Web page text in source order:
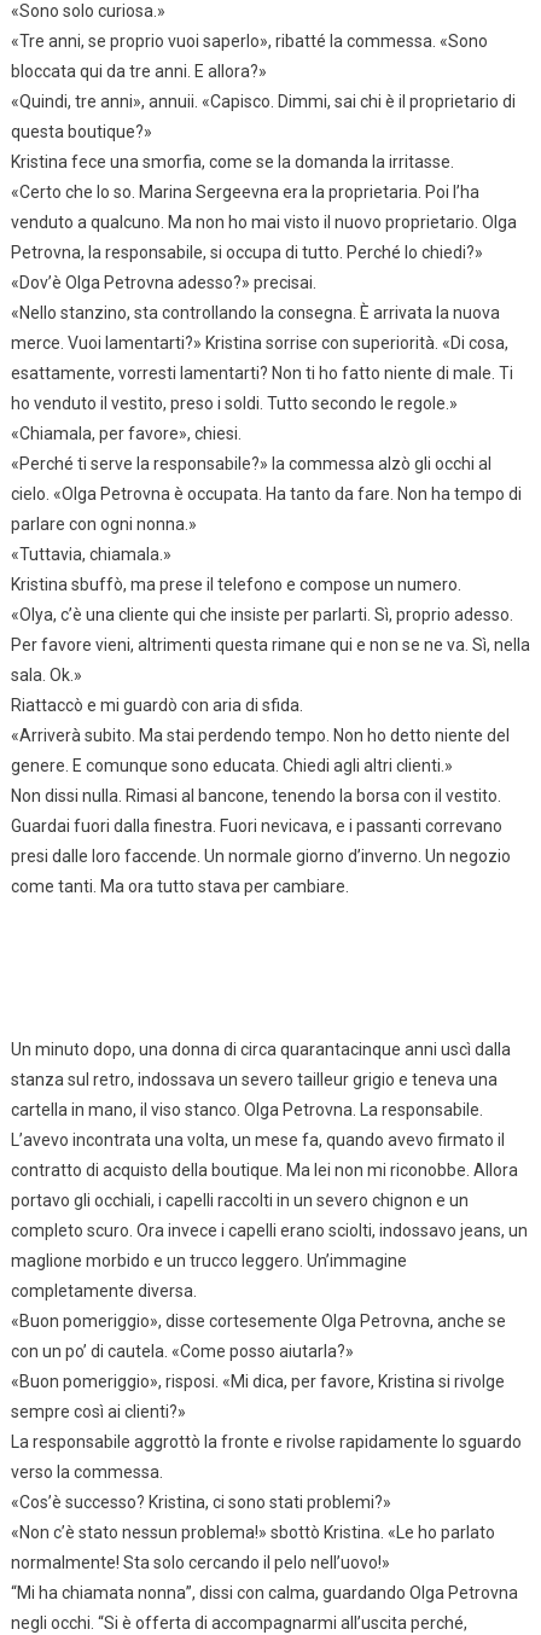
«Sono solo curiosa.»
«Tre anni, se proprio vuoi saperlo», ribatté la commessa. «Sono
bloccata qui da tre anni. E allora?»
«Quindi, tre anni», annuii. «Capisco. Dimmi, sai chi è il proprietario di
questa boutique?»
Kristina fece una smorfia, come se la domanda la irritasse.
«Certo che lo so. Marina Sergeevna era la proprietaria. Poi l’ha
venduto a qualcuno. Ma non ho mai visto il nuovo proprietario. Olga
Petrovna, la responsabile, si occupa di tutto. Perché lo chiedi?»
«Dov’è Olga Petrovna adesso?» precisai.
«Nello stanzino, sta controllando la consegna. È arrivata la nuova
merce. Vuoi lamentarti?» Kristina sorrise con superiorità. «Di cosa,
esattamente, vorresti lamentarti? Non ti ho fatto niente di male. Ti
ho venduto il vestito, preso i soldi. Tutto secondo le regole.»
«Chiamala, per favore», chiesi.
«Perché ti serve la responsabile?» la commessa alzò gli occhi al
cielo. «Olga Petrovna è occupata. Ha tanto da fare. Non ha tempo di
parlare con ogni nonna.»
«Tuttavia, chiamala.»
Kristina sbuffò, ma prese il telefono e compose un numero.
«Olya, c’è una cliente qui che insiste per parlarti. Sì, proprio adesso.
Per favore vieni, altrimenti questa rimane qui e non se ne va. Sì, nella
sala. Ok.»
Riattaccò e mi guardò con aria di sfida.
«Arriverà subito. Ma stai perdendo tempo. Non ho detto niente del
genere. E comunque sono educata. Chiedi agli altri clienti.»
Non dissi nulla. Rimasi al bancone, tenendo la borsa con il vestito.
Guardai fuori dalla finestra. Fuori nevicava, e i passanti correvano
presi dalle loro faccende. Un normale giorno d’inverno. Un negozio
come tanti. Ma ora tutto stava per cambiare.
Un minuto dopo, una donna di circa quarantacinque anni uscì dalla
stanza sul retro, indossava un severo tailleur grigio e teneva una
cartella in mano, il viso stanco. Olga Petrovna. La responsabile.
L’avevo incontrata una volta, un mese fa, quando avevo firmato il
contratto di acquisto della boutique. Ma lei non mi riconobbe. Allora
portavo gli occhiali, i capelli raccolti in un severo chignon e un
completo scuro. Ora invece i capelli erano sciolti, indossavo jeans, un
maglione morbido e un trucco leggero. Un’immagine
completamente diversa.
«Buon pomeriggio», disse cortesemente Olga Petrovna, anche se
con un po’ di cautela. «Come posso aiutarla?»
«Buon pomeriggio», risposi. «Mi dica, per favore, Kristina si rivolge
sempre così ai clienti?»
La responsabile aggrottò la fronte e rivolse rapidamente lo sguardo
verso la commessa.
«Cos’è successo? Kristina, ci sono stati problemi?»
«Non c’è stato nessun problema!» sbottò Kristina. «Le ho parlato
normalmente! Sta solo cercando il pelo nell’uovo!»
“Mi ha chiamata nonna”, dissi con calma, guardando Olga Petrovna
negli occhi. “Si è offerta di accompagnarmi all’uscita perché,